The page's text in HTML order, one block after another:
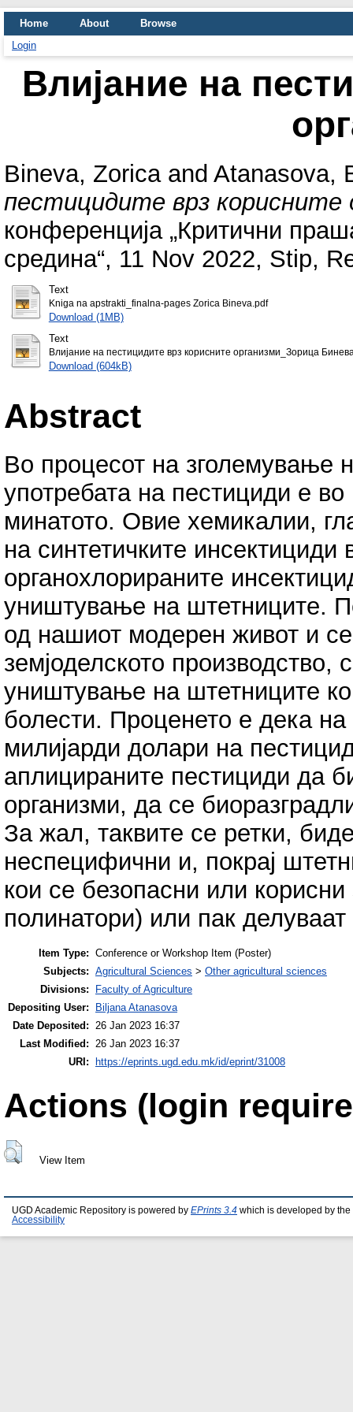
Home About
Browse
Login
Влијание на
Bineva, Zoricaand Atanasova,
пестицидите врз корисните
конференција „Критични
средина“, 11 Nov 2022, Stip,
Text
Kniga na apstrakti_finalna-pages Zorica Bineva.pdf
Download (1MB)
Text
Влијание на пестицидите врз корисните организми_Зорица
Download (604kB)
Abstract
Во процесот на зголемување
употребата на пестициди е
минатото. Овие хемикалии,
на синтетичките инсектициди
органохлорираните
уништување на штетниците.
од нашиот модерен живот и
земјоделското
уништување на штетниците
болести. Проценето е дека
милијарди долари на
аплицираните пестициди да
организми, да се
За жал, таквите се ретки,
неспецифични и, покрај
кои се безопасни или
полинатори) или пак
Item Type: Conference or Workshop Item (Poster)
Subjects: Agricultural Sciences > Other agricultural sciences
Divisions:
Faculty of Agriculture
Depositing User:
Biljana Atanasova
Date Deposited: 26 Jan 2023 16:37
Last Modified: 26 Jan 2023 16:37
URI:
https://eprints.ugd.edu.mk/id/eprint/31008
Actions (login
View Item
UGD Academic Repository is powered by EPrints 3.4 which is developed by the
Accessibility